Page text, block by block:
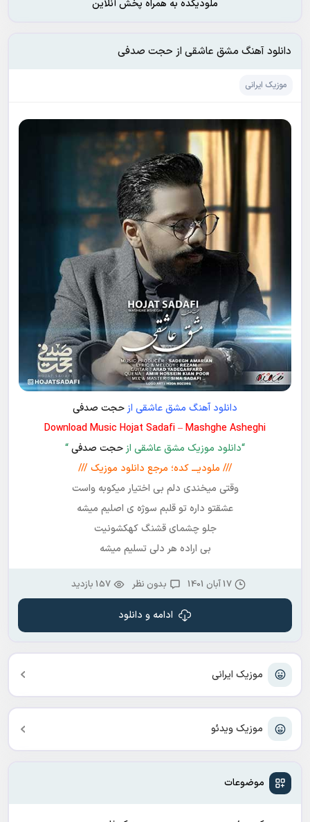
موزیک ایرانی
موزیک ویدئو
موضوعات
ملودیکده به همراه پخش آنلاین
دانلود آهنگ مشق عاشقی از حجت صدفی
موزیک ایرانی
دانلود آهنگ مشق عاشقی از حجت صدفی
Download Music Hojat Sadafi – Mashghe Asheghi
“دانلود موزیک مشق عاشقی از حجت صدفی“
/// ملودیـــ کده؛ مرجع دانلود موزیک ///
وقتی میخندی دلم بی اختیار میکوبه واست
عشقتو داره تو قلبم سوژه ی اصلیم میشه
جلو چشمای قشنگ کهکشونیت
بی اراده هر دلی تسلیم میشه
17 آبان 1401 بدون نظر 157 بازدید
ادامه و دانلود